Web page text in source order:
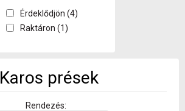
Érdeklődjön (4)
Raktáron (1)
Karos prések
Rendezés: